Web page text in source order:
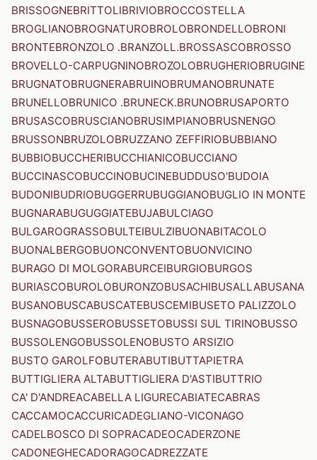
BRISSOGNEBRITTOLIBRIVIOBROCCOSTELLA
BROGLIANOBROGNATUROBROLOBRONDELLOBRONI
BRONTEBRONZOLO .BRANZOLL.BROSSASCOBROSSO
BROVELLO-CARPUGNINOBROZOLOBRUGHERIOBRUGINE
BRUGNATOBRUGNERABRUINOBRUMANOBRUNATE
BRUNELLOBRUNICO .BRUNECK.BRUNOBRUSAPORTO
BRUSASCOBRUSCIANOBRUSIMPIANOBRUSNENGO
BRUSSONBRUZOLOBRUZZANO ZEFFIRIOBUBBIANO
BUBBIOBUCCHERIBUCCHIANICOBUCCIANO
BUCCINASCOBUCCINOBUCINEBUDDUSO'BUDOIA
BUDONIBUDRIOBUGGERRUBUGGIANOBUGLIO IN MONTE
BUGNARABUGUGGIATEBUJABULCIAGO
BULGAROGRASSOBULTEIBULZIBUONABITACOLO
BUONALBERGOBUONCONVENTOBUONVICINO
BURAGO DI MOLGORABURCEIBURGIOBURGOS
BURIASCOBUROLOBURONZOBUSACHIBUSALLABUSANA
BUSANOBUSCABUSCATEBUSCEMIBUSETO PALIZZOLO
BUSNAGOBUSSEROBUSSETOBUSSI SUL TIRINOBUSSO
BUSSOLENGOBUSSOLENOBUSTO ARSIZIO
BUSTO GAROLFOBUTERABUTIBUTTAPIETRA
BUTTIGLIERA ALTABUTTIGLIERA D'ASTIBUTTRIO
CA' D'ANDREACABELLA LIGURECABIATECABRAS
CACCAMOCACCURICADEGLIANO-VICONAGO
CADELBOSCO DI SOPRACADEOCADERZONE
CADONEGHECADORAGOCADREZZATE